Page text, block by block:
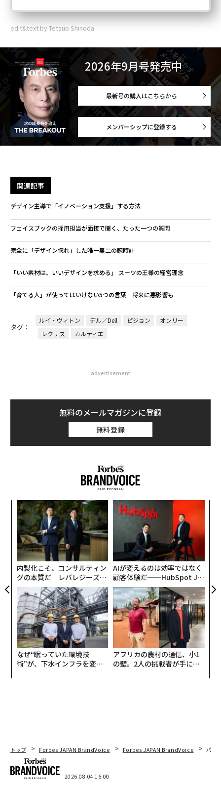
edit&text by Tetsuo Shinoda
2026年9月号発売中
最新号の購入はこちらから
メンバーシップに登録する
関連記事
デザイン主導で「イノベーション支援」する方法
フェイスブックの採用担当が面接で聞く、たった一つの質問
完全に「デザイン惚れ」した唯一無二の腕時計
「いい素材は、いいデザインを求める」 スーツの王様の経営理念
「育てる人」が使ってはいけない5つの言葉 将来に悪影響も
タグ：
ルイ・ヴィトン デル／Dell ピジョン
オンリー
レクサス
カルティエ
advertisement
無料のメールマガジンに登録
無料登録
内製化こそ、コンサルティン
グの本質だ レバレジーズが
実践する、次世代ファームの
全貌
AIが変えるのは効率ではなく
顧客体験だ──HubSpot Ja
panが語る「Grow Better」
な組織のつくり方
なぜ“眠っていた環境技
術”が、下水インフラを変え
アフリカの農村の通信、小1
の壁。2人の挑戦者が手にし
トップ Forbes JAPAN BrandVoice Forbes JAPAN BrandVoice パシ
2026.08.04 16:00